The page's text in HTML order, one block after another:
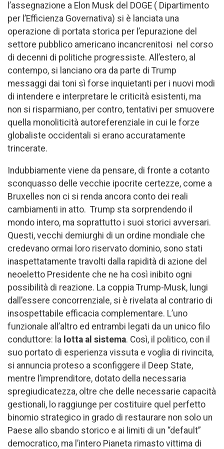
l’assegnazione a Elon Musk del DOGE ( Dipartimento
per l’Efficienza Governativa) si è lanciata una
operazione di portata storica per l’epurazione del
settore pubblico americano incancrenitosi nel corso
di decenni di politiche progressiste. All’estero, al
contempo, si lanciano ora da parte di Trump
messaggi dai toni sì forse inquietanti per i nuovi modi
di intendere e interpretare le criticità esistenti, ma
non si risparmiano, per contro, tentativi per smuovere
quella monoliticità autoreferenziale in cui le forze
globaliste occidentali si erano accuratamente
trincerate.
Indubbiamente viene da pensare, di fronte a cotanto
sconquasso delle vecchie ipocrite certezze, come a
Bruxelles non ci si renda ancora conto dei reali
cambiamenti in atto. Trump sta sorprendendo il
mondo intero, ma soprattutto i suoi storici avversari.
Questi, vecchi demiurghi di un ordine mondiale che
credevano ormai loro riservato dominio, sono stati
inaspettatamente travolti dalla rapidità di azione del
neoeletto Presidente che ne ha così inibito ogni
possibilità di reazione. La coppia Trump-Musk, lungi
dall’essere concorrenziale, si è rivelata al contrario di
insospettabile efficacia complementare. L’uno
funzionale all’altro ed entrambi legati da un unico filo
conduttore: la lotta al sistema. Così, il politico, con il
suo portato di esperienza vissuta e voglia di rivincita,
si annuncia proteso a sconfiggere il Deep State,
mentre l’imprenditore, dotato della necessaria
spregiudicatezza, oltre che delle necessarie capacità
gestionali, lo raggiunge per costituire quel perfetto
binomio strategico in grado di restaurare non solo un
Paese allo sbando storico e ai limiti di un “default”
democratico, ma l’intero Pianeta rimasto vittima di